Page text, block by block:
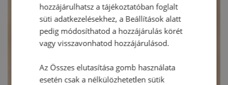
hozzájárulhatsz a tájékoztatóban foglalt
süti adatkezelésekhez, a Beállítások alatt
pedig módosíthatod a hozzájárulás körét
vagy visszavonhatod hozzájárulásod.
Az Összes elutasítása gomb használata
esetén csak a nélkülözhetetlen sütik